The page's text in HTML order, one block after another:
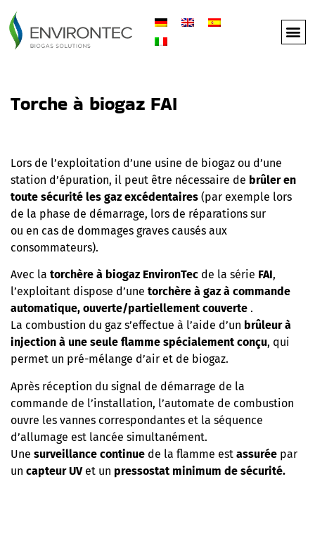
Torche à biogaz FAI
Lors de l’exploitation d’une usine de biogaz ou d’une
station d’épuration, il peut être nécessaire de brûler en
toute sécurité les gaz excédentaires (par exemple lors
de la phase de démarrage, lors de réparations sur
ou en cas de dommages graves causés aux
consommateurs).
Avec la torchère à biogaz EnvironTec de la série FAI,
l’exploitant dispose d’une torchère à gaz à commande
automatique, ouverte/partiellement couverte .
La combustion du gaz s’effectue à l’aide d’un brûleur à
injection à une seule flamme spécialement conçu, qui
permet un pré-mélange d’air et de biogaz.
Après réception du signal de démarrage de la
commande de l’installation, l’automate de combustion
ouvre les vannes correspondantes et la séquence
d’allumage est lancée simultanément.
Une surveillance continue de la flamme est assurée par
un capteur UVet un pressostat minimum de sécurité.